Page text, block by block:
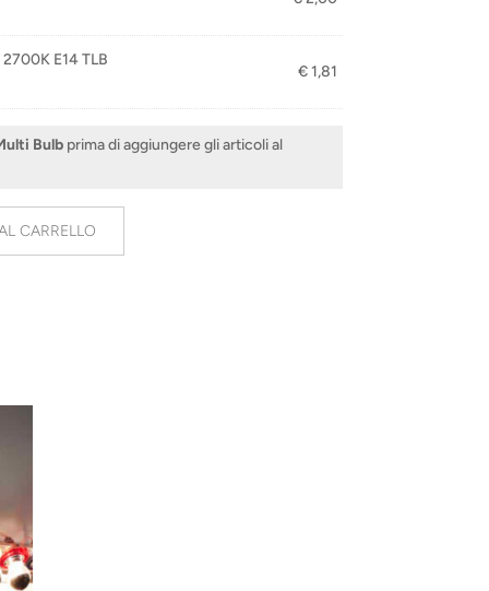
E14 TLB
€1,81
Bulbprima di aggiungere gli articoli al
CARRELLO